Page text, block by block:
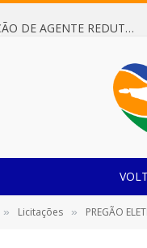
Dispensa de Licitação 078/2026 (AQUISIÇÃO DE AGENTE REDUTOR LÍQUIDO AUTOMOTIVO – ARLA 32, PARA ATENDER A FROTA OFICIAL DE VEÍCULOS DA SECRETARIA MUNICIPAL DE EDUCAÇÃO DO MUNICÍPIO DE CASTANHAL/PA)
» Licitações » PREGÃO